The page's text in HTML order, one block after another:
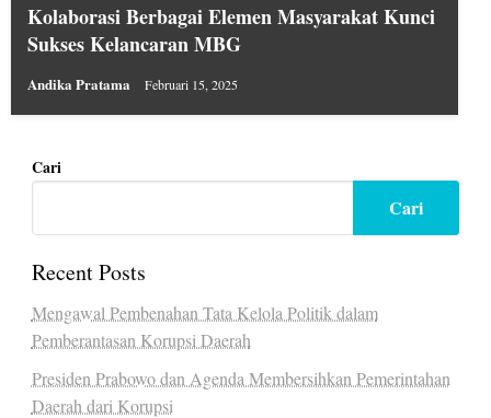
Kolaborasi Berbagai Elemen Masyarakat Kunci
Sukses Kelancaran MBG
Andika Pratama Februari 15, 2025
Cari
Cari
Recent Posts
Mengawal Pembenahan Tata Kelola Politik dalam
Pemberantasan Korupsi Daerah
Presiden Prabowo dan Agenda Membersihkan Pemerintahan
Daerah dari Korupsi